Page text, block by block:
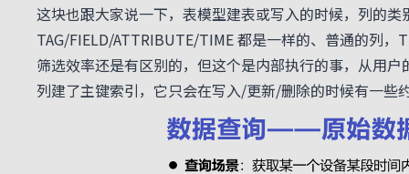
这块也跟大家说一下，表模型建表或写入的时候，列的
TAG/FIELD/ATTRIBUTE/TIME 都是一样的、普通的列
筛选效率还是有区别的，但这个是内部执行的事，从用
列建了主键索引，它只会在写入/更新/删除的时候有一